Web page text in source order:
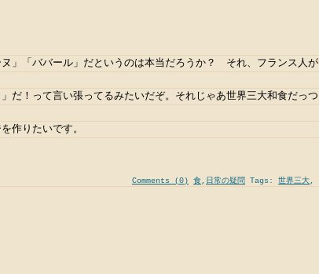
kyocom
」「ババール」だというのは本当だろうか？ それ、フランス人が
だ！って言い張ってるみたいだぞ。それじゃあ世界三大和食だっつ
作りたいです。
Comments (0) 食, 日常の疑問 Tags: 世界三大,